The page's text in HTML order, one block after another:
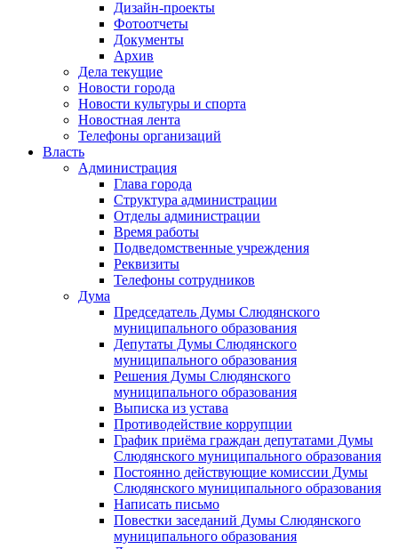
Дизайн-проекты
Фотоотчеты
Документы
Архив
Дела текущие
Новости города
Новости культуры и спорта
Новостная лента
Телефоны организаций
Власть
Администрация
Глава города
Структура администрации
Отделы администрации
Время работы
Подведомственные учреждения
Реквизиты
Телефоны сотрудников
Дума
Председатель Думы Слюдянского
муниципального образования
Депутаты Думы Слюдянского
муниципального образования
Решения Думы Слюдянского
муниципального образования
Выписка из устава
Противодействие коррупции
График приёма граждан депутатами Думы
Слюдянского муниципального образования
Постоянно действующие комиссии Думы
Слюдянского муниципального образования
Написать письмо
Повестки заседаний Думы Слюдянского
муниципального образования